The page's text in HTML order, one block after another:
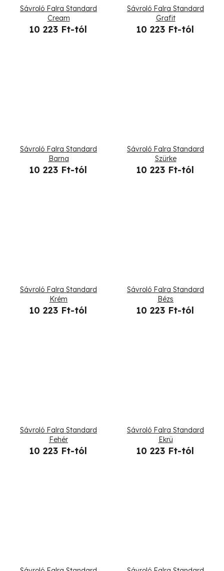
Sávroló Falra Standard
Cream
10 223 Ft-tól
Sávroló Falra Standard
Grafit
10 223 Ft-tól
Sávroló Falra Standard
Barna
10 223 Ft-tól
Sávroló Falra Standard
Szürke
10 223 Ft-tól
Sávroló Falra Standard
Krém
10 223 Ft-tól
Sávroló Falra Standard
Bézs
10 223 Ft-tól
Sávroló Falra Standard
Fehér
10 223 Ft-tól
Sávroló Falra Standard
Ekrü
10 223 Ft-tól